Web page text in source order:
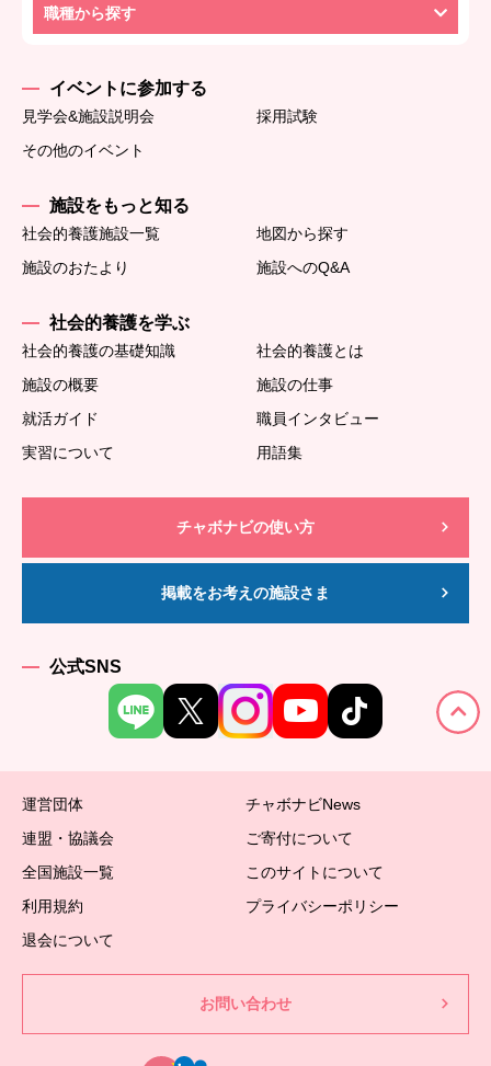
職種から探す
イベントに参加する
見学会&施設説明会
採用試験
その他のイベント
施設をもっと知る
社会的養護施設一覧
地図から探す
施設のおたより
施設へのQ&A
社会的養護を学ぶ
社会的養護の基礎知識
社会的養護とは
施設の概要
施設の仕事
就活ガイド
職員インタビュー
実習について
用語集
チャボナビの使い方
掲載をお考えの施設さま
公式SNS
運営団体
チャボナビNews
連盟・協議会
ご寄付について
全国施設一覧
このサイトについて
利用規約
プライバシーポリシー
退会について
お問い合わせ